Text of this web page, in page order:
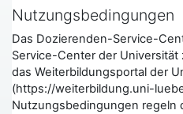
Nutzungsbedingungen
Das Dozierenden-Service-
Service-Center der Universität
das Weiterbildungsportal der
(https://weiterbildung.uni-
Nutzungsbedingungen regeln